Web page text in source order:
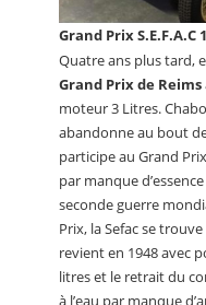
Grand Prix S.E.F.A.C
Quatre ans plus tard,
Grand Prix de Reims
moteur 3 Litres.
abandonne au bout
participe au Grand
par manque
seconde guerre
Prix, la Sefac se
revient en 1948 avec
litres et le retrait du
à l’eau par manque